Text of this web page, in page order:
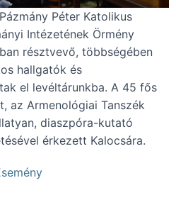
Péter Katolikus
Intézetének Örmény
résztvevő, többségében
hallgatók és
el levéltárunkba. A 45 fős
az Armenológiai Tanszék
diaszpóra-kutató
érkezett Kalocsára.